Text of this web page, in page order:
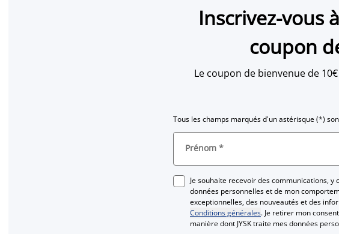
Inscrivez-vous
coupon
Le coupon de bienvenue de
Tous les champs marqués d'un astérisque (*)
Prénom *
Je souhaite recevoir des communications,
données personnelles et de mon
exceptionnelles, des nouveautés et des
Conditions générales. Je retirer mon
manière dont JYSK traite mes données